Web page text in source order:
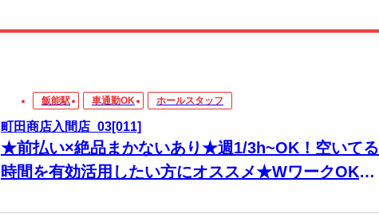
飯能駅 車通勤OK ホールスタッフ
町田商店入間店_03[011]
★前払い×絶品まかないあり★週1/3h~OK！空いてる
時間を有効活用したい方にオススメ★WワークOK！